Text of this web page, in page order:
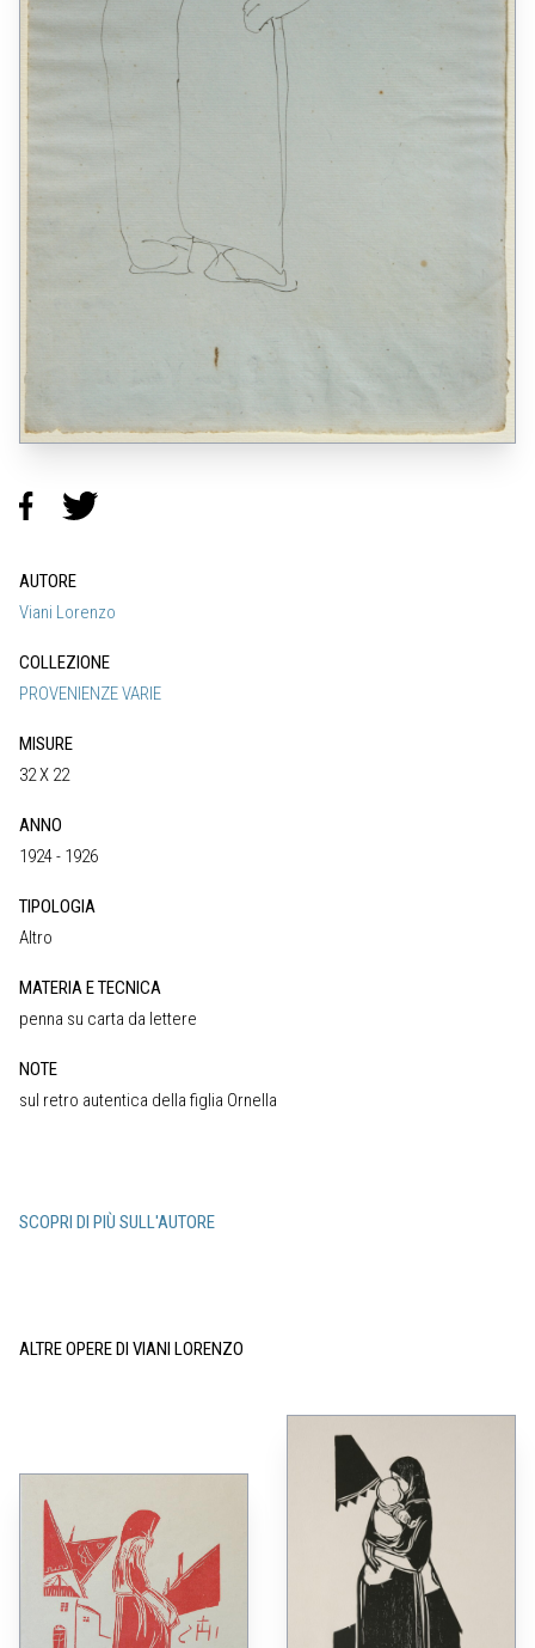
AUTORE
Viani Lorenzo
COLLEZIONE
PROVENIENZE VARIE
MISURE
32 X 22
ANNO
1924 - 1926
TIPOLOGIA
Altro
MATERIA E TECNICA
penna su carta da lettere
NOTE
sul retro autentica della figlia Ornella
SCOPRI DI PIÙ SULL'AUTORE
ALTRE OPERE DI VIANI LORENZO